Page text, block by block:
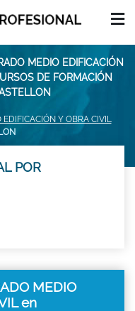
MEDIO EDIFICACIÓN
DE FORMACIÓN
Y OBRA CIVIL
POR
MEDIO
en